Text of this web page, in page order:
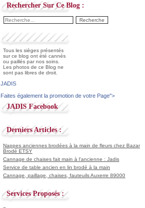
Rechercher Sur Ce Blog :
Tous les sièges présentés
sur ce blog ont été cannés
ou paillés par nos soins.
Les photos de ce Blog ne
sont pas libres de droit.
JADIS
Faites également la promotion de votre Page">
JADIS Facebook
Derniers Articles :
Nappes anciennes brodées à la main de fleurs chez Bazar
Brodé ETSY
Cannage de chaises fait main à l'ancienne : Jadis
Service de table ancien en lin brodé à la main
Cannage, paillage, chaises, fauteuils Auxerre 89000
Services Proposés :